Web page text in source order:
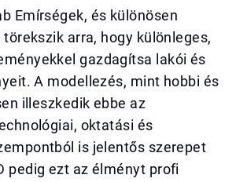
Emírségek, és különösen
törekszik arra, hogy különleges,
gazdagítsa lakói és
A modellezés, mint hobbi és
illeszkedik ebbe az
oktatási és
is jelentős szerepet
pedig ezt az élményt profi